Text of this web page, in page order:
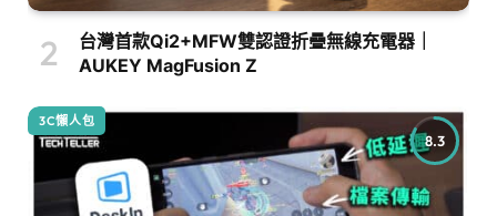
台灣首款Qi2+MFW雙認證折疊無線充電器｜
AUKEY MagFusion Z
8.3
3C懶人包